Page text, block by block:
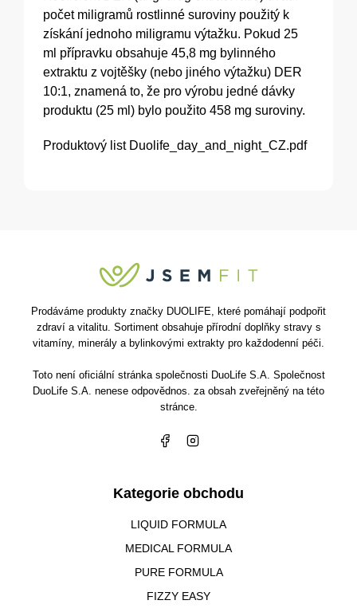
počet miligramů rostlinné suroviny použitý k
získání jednoho miligramu výtažku. Pokud 25
ml přípravku obsahuje 45,8 mg bylinného
extraktu z vojtěšky (nebo jiného výtažku) DER
10:1, znamená to, že pro výrobu jedné dávky
produktu (25 ml) bylo použito 458 mg suroviny.
Produktový list Duolife_day_and_night_CZ.pdf
Prodáváme produkty značky DUOLIFE, které pomáhají podpořit
zdraví a vitalitu. Sortiment obsahuje přírodní doplňky stravy s
vitamíny, minerály a bylinkovými extrakty pro každodenní péči.
Toto není oficiální stránka společnosti DuoLife S.A. Společnost
DuoLife S.A. nenese odpovědnos. za obsah zveřejněný na této
stránce.
Kategorie obchodu
LIQUID FORMULA
MEDICAL FORMULA
PURE FORMULA
FIZZY EASY